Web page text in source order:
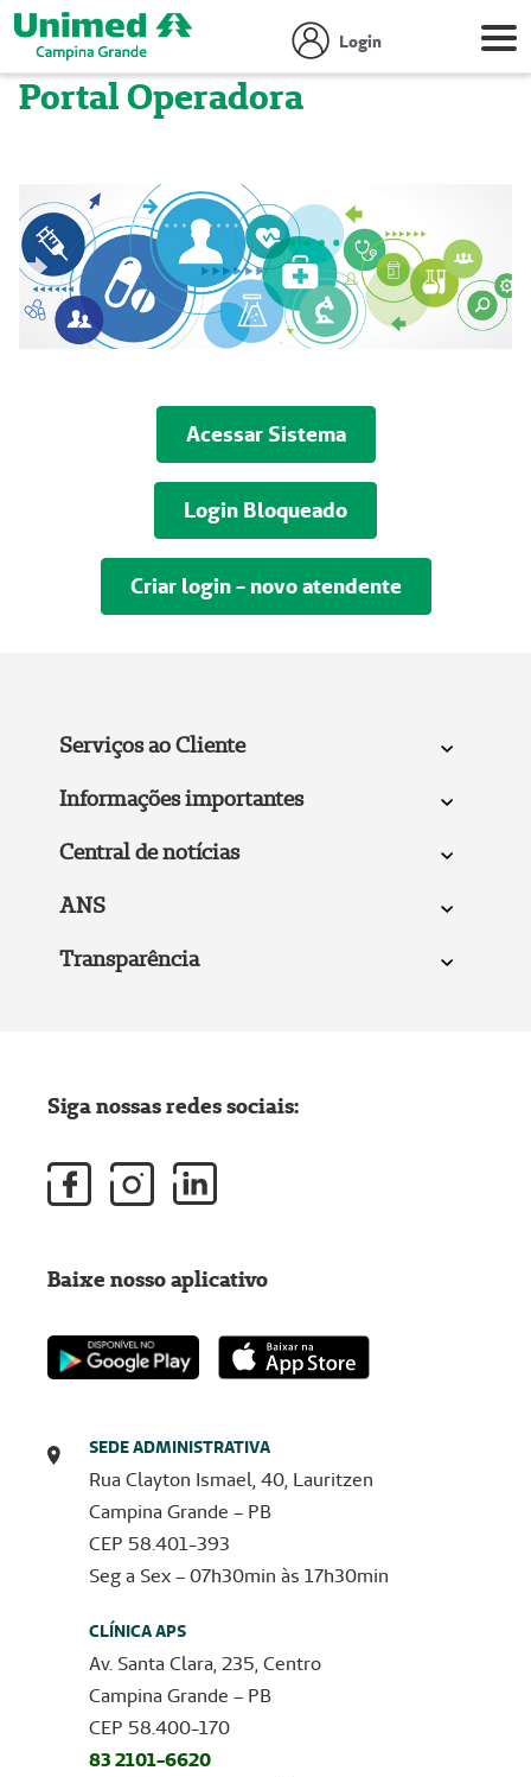
Login
Portal Operadora
Acessar Sistema
Login Bloqueado
Criar login - novo atendente
Serviços ao Cliente
Informações importantes
Central de notícias
ANS
Transparência
SEDE ADMINISTRATIVA
Rua Clayton Ismael, 40, Lauritzen
Campina Grande – PB
CEP 58.401-393
Seg a Sex – 07h30min às 17h30min
CLÍNICA APS
Av. Santa Clara, 235, Centro
Campina Grande – PB
CEP 58.400-170
83 2101-6620
Siga nossas redes sociais:
Baixe nosso aplicativo